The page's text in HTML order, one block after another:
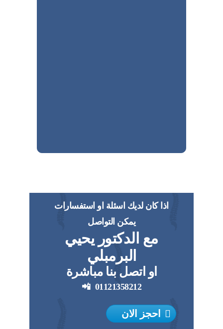
اذا كان لديك اسئلة او استفسارات
يمكن التواصل
مع الدكتور يحيي
البرمبلي
او اتصل بنا مباشرة
01121358212
📲
احجز الان